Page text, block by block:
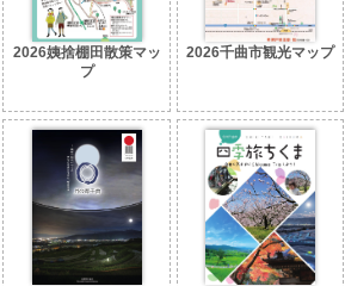
2026姨捨棚田散策マッ
プ
2026千曲市観光マップ